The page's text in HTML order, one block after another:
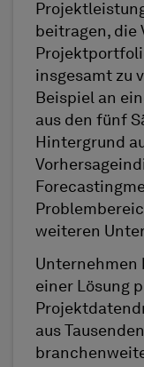
beitragen, die
insgesamt zu
Beispiel an
aus den fünf
Hintergrund
weiteren
Unternehmen
einer Lösung
aus